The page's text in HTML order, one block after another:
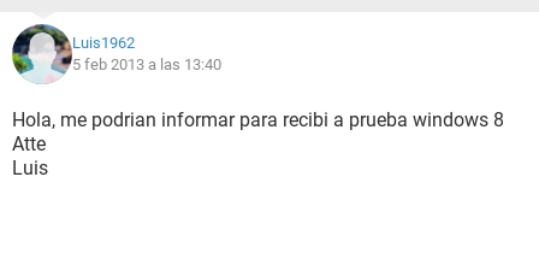
Luis1962
5 feb 2013 a las 13:40
Hola, me podrian informar para recibi a prueba windows 8
Atte
Luis